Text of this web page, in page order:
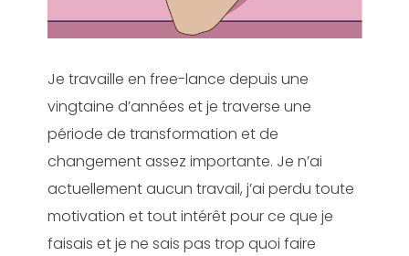
Je travaille en free-lance depuis une
vingtaine d’années et je traverse une
période de transformation et de
changement assez importante. Je n’ai
actuellement aucun travail, j’ai perdu toute
motivation et tout intérêt pour ce que je
faisais et je ne sais pas trop quoi faire